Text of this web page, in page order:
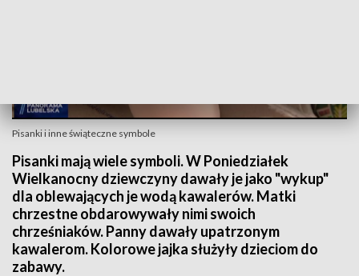
Pisanki i inne świąteczne symbole
Pisanki mają wiele symboli. W Poniedziałek
Wielkanocny dziewczyny dawały je jako "wykup"
dla oblewających je wodą kawalerów. Matki
chrzestne obdarowywały nimi swoich
chrześniaków. Panny dawały upatrzonym
kawalerom. Kolorowe jajka służyły dzieciom do
zabawy.